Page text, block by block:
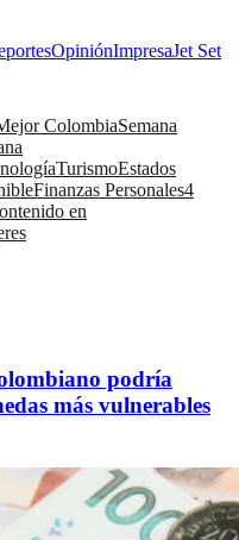
OpiniónImpresaJet Set
ColombiaSemana
TurismoEstados
Finanzas Personales4
en
podría
más vulnerables